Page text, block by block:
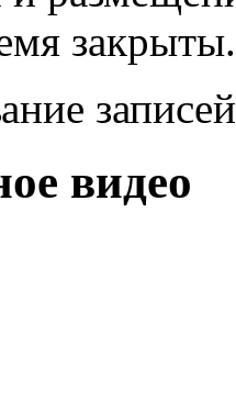
закрыты.
видео